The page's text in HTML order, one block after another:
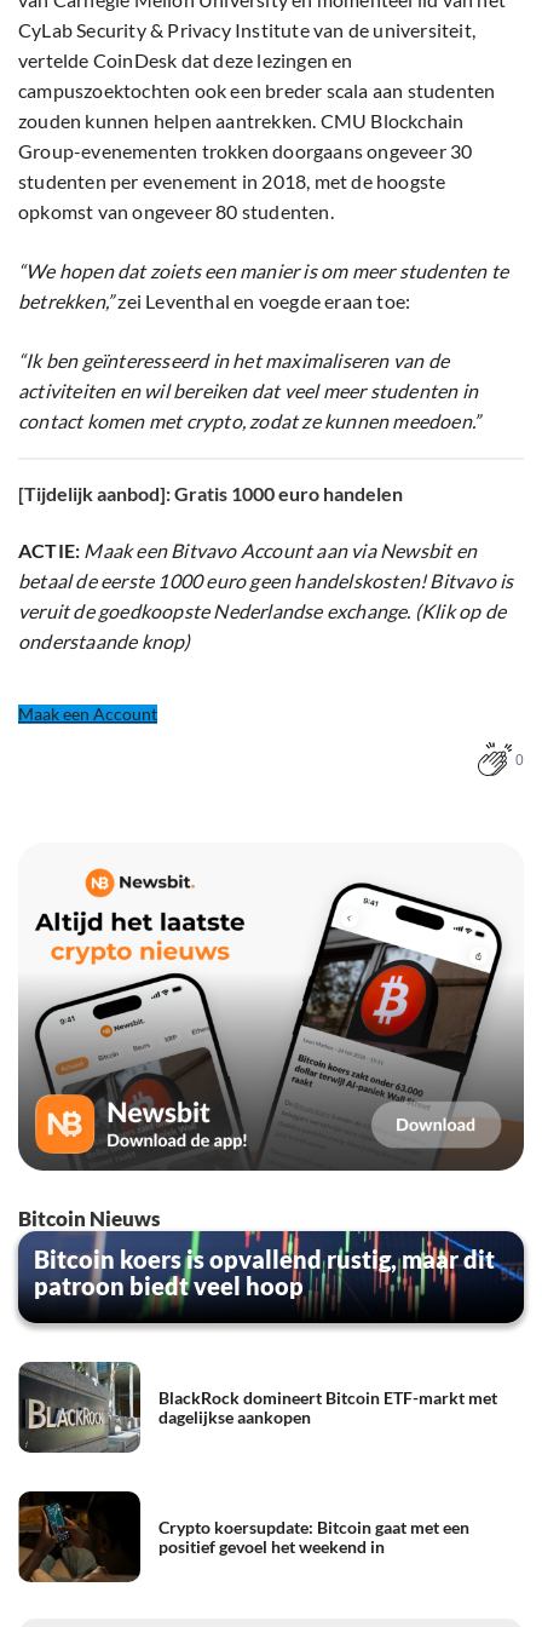
CyLab Security & Privacy Institute van de universiteit,
vertelde CoinDesk dat deze lezingen en
campuszoektochten ook een breder scala aan studenten
zouden kunnen helpen aantrekken. CMU Blockchain
Group-evenementen trokken doorgaans ongeveer 30
studenten per evenement in 2018, met de hoogste
opkomst van ongeveer 80 studenten.
“We hopen dat zoiets een manier is om meer studenten te
betrekken,”zei Leventhal en voegde eraan toe:
“Ik ben geïnteresseerd in het maximaliseren van de
activiteiten en wil bereiken dat veel meer studenten in
contact komen met crypto, zodat ze kunnen meedoen.”
[Tijdelijk aanbod]: Gratis 1000 euro handelen
ACTIE: Maak een Bitvavo Account aan via Newsbit en
betaal de eerste 1000 euro geen handelskosten! Bitvavo is
veruit de goedkoopste Nederlandse exchange. (Klik op de
onderstaande knop)
Maak een Account
0
Bitcoin Nieuws
Bitcoin koers is opvallend rustig, maar dit
patroon biedt veel hoop
BlackRock domineert Bitcoin ETF-markt met
dagelijkse aankopen
Crypto koersupdate: Bitcoin gaat met een
positief gevoel het weekend in